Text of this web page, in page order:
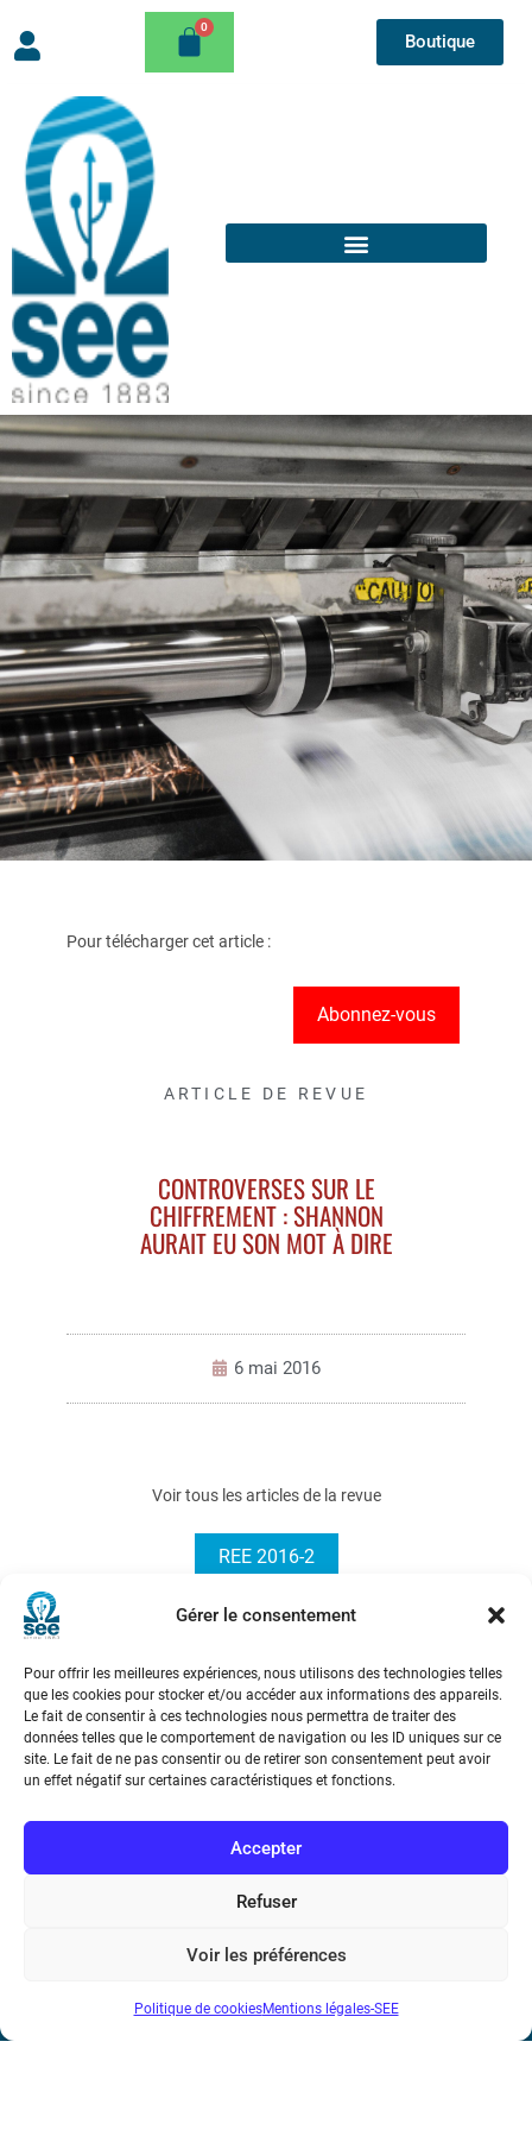
Gérer le consentement
Pour offrir les meilleures expériences, nous utilisons des technologies telles
que les cookies pour stocker et/ou accéder aux informations des appareils.
Le fait de consentir à ces technologies nous permettra de traiter des
données telles que le comportement de navigation ou les ID uniques sur ce
site. Le fait de ne pas consentir ou de retirer son consentement peut avoir
un effet négatif sur certaines caractéristiques et fonctions.
Accepter
Refuser
Voir les préférences
Politique de cookiesMentions légales-SEE
Boutique
Pour télécharger cet article :
Abonnez-vous
ARTICLE DE REVUE
CONTROVERSES SUR LE
CHIFFREMENT : SHANNON
AURAIT EU SON MOT À DIRE
6 mai 2016
Voir tous les articles de la revue
REE 2016-2
Société de l’Electricité, de l’Electronique et des Technologies
17 rue de l’Amiral Hamelin75116 Paris
Métro : « Boissière » Ligne 6 et « Iéna » Ligne 9
Téléphone : (+33) 1 56 90 37 17
N° de SIREN : 785 393 232, Code APE : 9412Z TVA intra-